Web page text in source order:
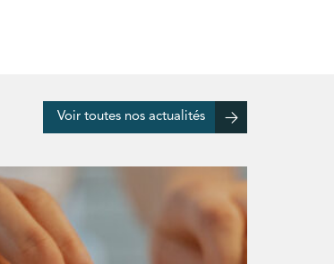
Voir toutes nos actualités